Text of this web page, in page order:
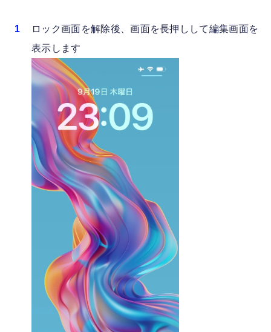
ロック画面を解除後、画面を長押しして編集画面を
表示します